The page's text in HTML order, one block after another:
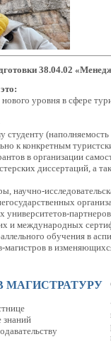
38.04.02
уровня в сфере
к конкретным
в организации
диссертаций, а
научно-
и международных
обучения в
магистров в
МАГИСТРАТУРУ
знаний